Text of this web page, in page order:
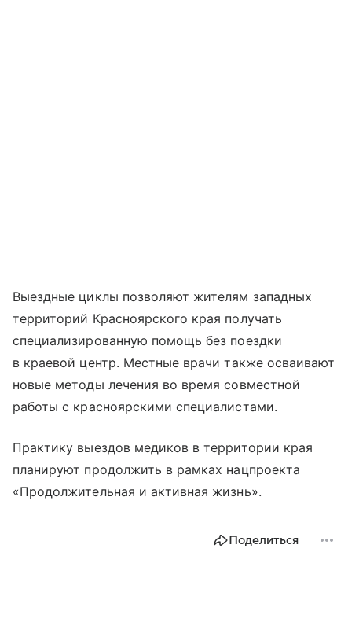
Выездные циклы позволяют жителям западных
территорий Красноярского края получать
специализированную помощь без поездки
в краевой центр. Местные врачи также осваивают
новые методы лечения во время совместной
работы с красноярскими специалистами.
Практику выездов медиков в территории края
планируют продолжить в рамках нацпроекта
«Продолжительная и активная жизнь».
Поделиться